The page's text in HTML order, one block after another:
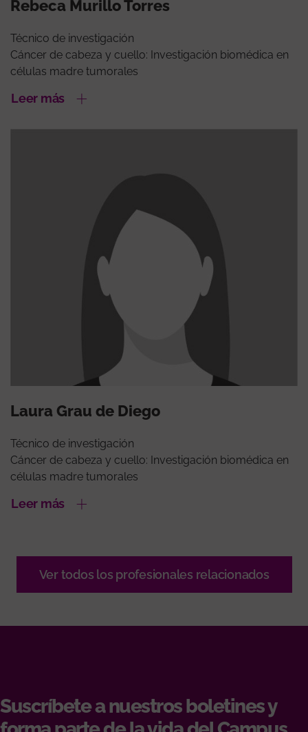
Rebeca Murillo Torres
Técnico de investigación
Cáncer de cabeza y cuello: Investigación biomédica en
células madre tumorales
Leer más
Laura Grau de Diego
Técnico de investigación
Cáncer de cabeza y cuello: Investigación biomédica en
células madre tumorales
Leer más
Ver todos los profesionales relacionados
Suscríbete a nuestros boletines y